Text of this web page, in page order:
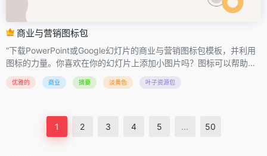
商业与营销图标包
“下载PowerPoint或Google幻灯片的商业与营销图标包模板，并利用
图标的力量。你喜欢在你的幻灯片上添加小图片吗？图标可以帮助您
突出显示演示文稿内容的关键部分，并且无论使用何种语言，它们都
会被普遍理解。该包包含大量用于演示文稿的图标选择。担心文件格
优雅的 商业 摘要 淡黄色 叶子资源包
1 2 3 4 5 ... 50